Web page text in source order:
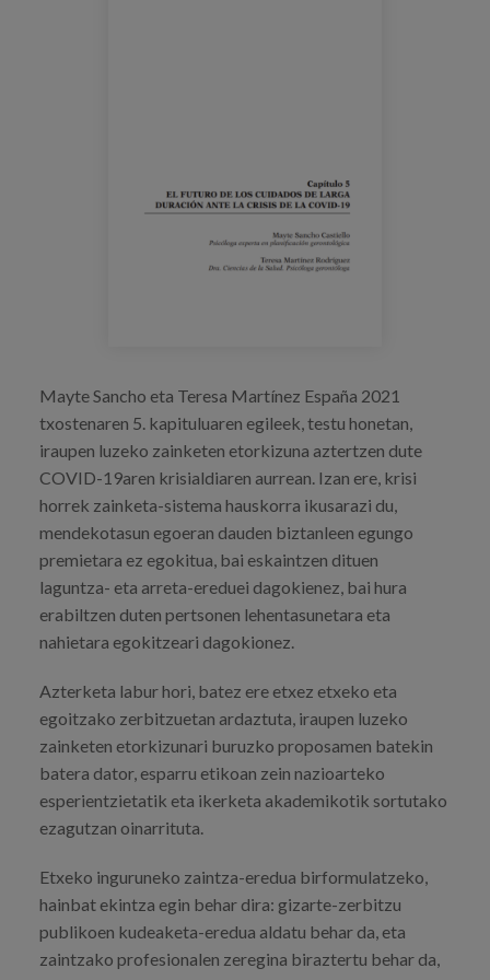
Mayte Sancho eta Teresa Martínez España 2021
txostenaren 5. kapituluaren egileek, testu honetan,
iraupen luzeko zainketen etorkizuna aztertzen dute
COVID-19aren krisialdiaren aurrean. Izan ere, krisi
horrek zainketa-sistema hauskorra ikusarazi du,
mendekotasun egoeran dauden biztanleen egungo
premietara ez egokitua, bai eskaintzen dituen
laguntza- eta arreta-ereduei dagokienez, bai hura
erabiltzen duten pertsonen lehentasunetara eta
nahietara egokitzeari dagokionez.
Azterketa labur hori, batez ere etxez etxeko eta
egoitzako zerbitzuetan ardaztuta, iraupen luzeko
zainketen etorkizunari buruzko proposamen batekin
batera dator, esparru etikoan zein nazioarteko
esperientzietatik eta ikerketa akademikotik sortutako
ezagutzan oinarrituta.
Etxeko inguruneko zaintza-eredua birformulatzeko,
hainbat ekintza egin behar dira: gizarte-zerbitzu
publikoen kudeaketa-eredua aldatu behar da, eta
zaintzako profesionalen zeregina biraztertu behar da,